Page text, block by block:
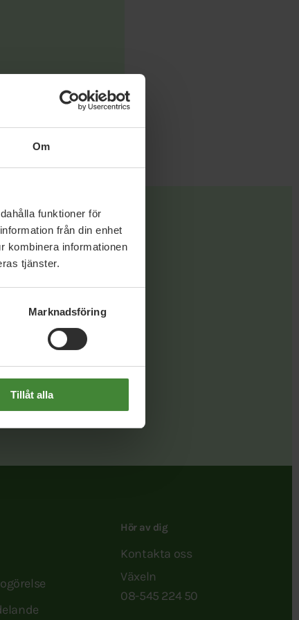
Om
funktioner för
från din enhet
kombinera informationen
tjänster.
Marknadsföring
Tillåt alla
Hör av dig
Kontakta oss
Växeln
08-545 224 50